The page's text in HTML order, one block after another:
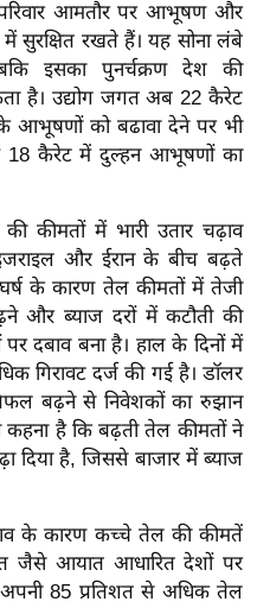
परिवार आमतौर पर आभूषण और
सुरक्षित रखते हैं। यह सोना लंबे
इसका पुनर्चक्रण देश की
है। उद्योग जगत अब 22 कैरेट
को बढावा देने पर भी
18 कैरेट में दुल्हन आभूषणों का
की कीमतों में भारी उतार चढ़ाव
और ईरान के बीच बढ़ते
के कारण तेल कीमतों में तेजी
और ब्याज दरों में कटौती की
दबाव बना है। हाल के दिनों में
गिरावट दर्ज की गई है। डॉलर
बढ़ने से निवेशकों का रुझान
है कि बढ़ती तेल कीमतों ने
दिया है, जिससे बाजार में ब्याज
के कारण कच्चे तेल की कीमतें
जैसे आयात आधारित देशों पर
अपनी 85 प्रतिशत से अधिक तेल